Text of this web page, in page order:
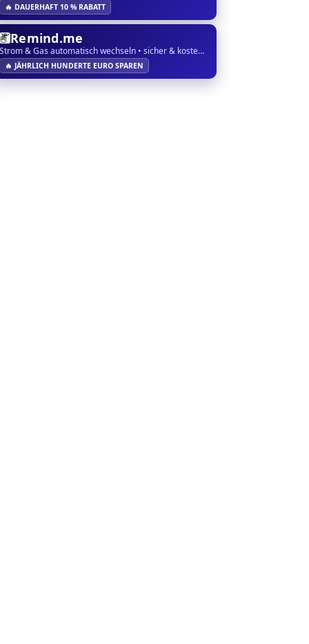
🔥 DAUERHAFT 10 % RABATT
Remind.me
Strom & Gas automatisch wechseln • sicher & kostenlos
🔥 JÄHRLICH HUNDERTE EURO SPAREN